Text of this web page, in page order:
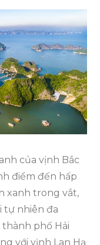
của vịnh Bắc
điểm đến hấp
xanh trong vắt,
tự nhiên đa
thành phố Hải
với vịnh Lan Hạ